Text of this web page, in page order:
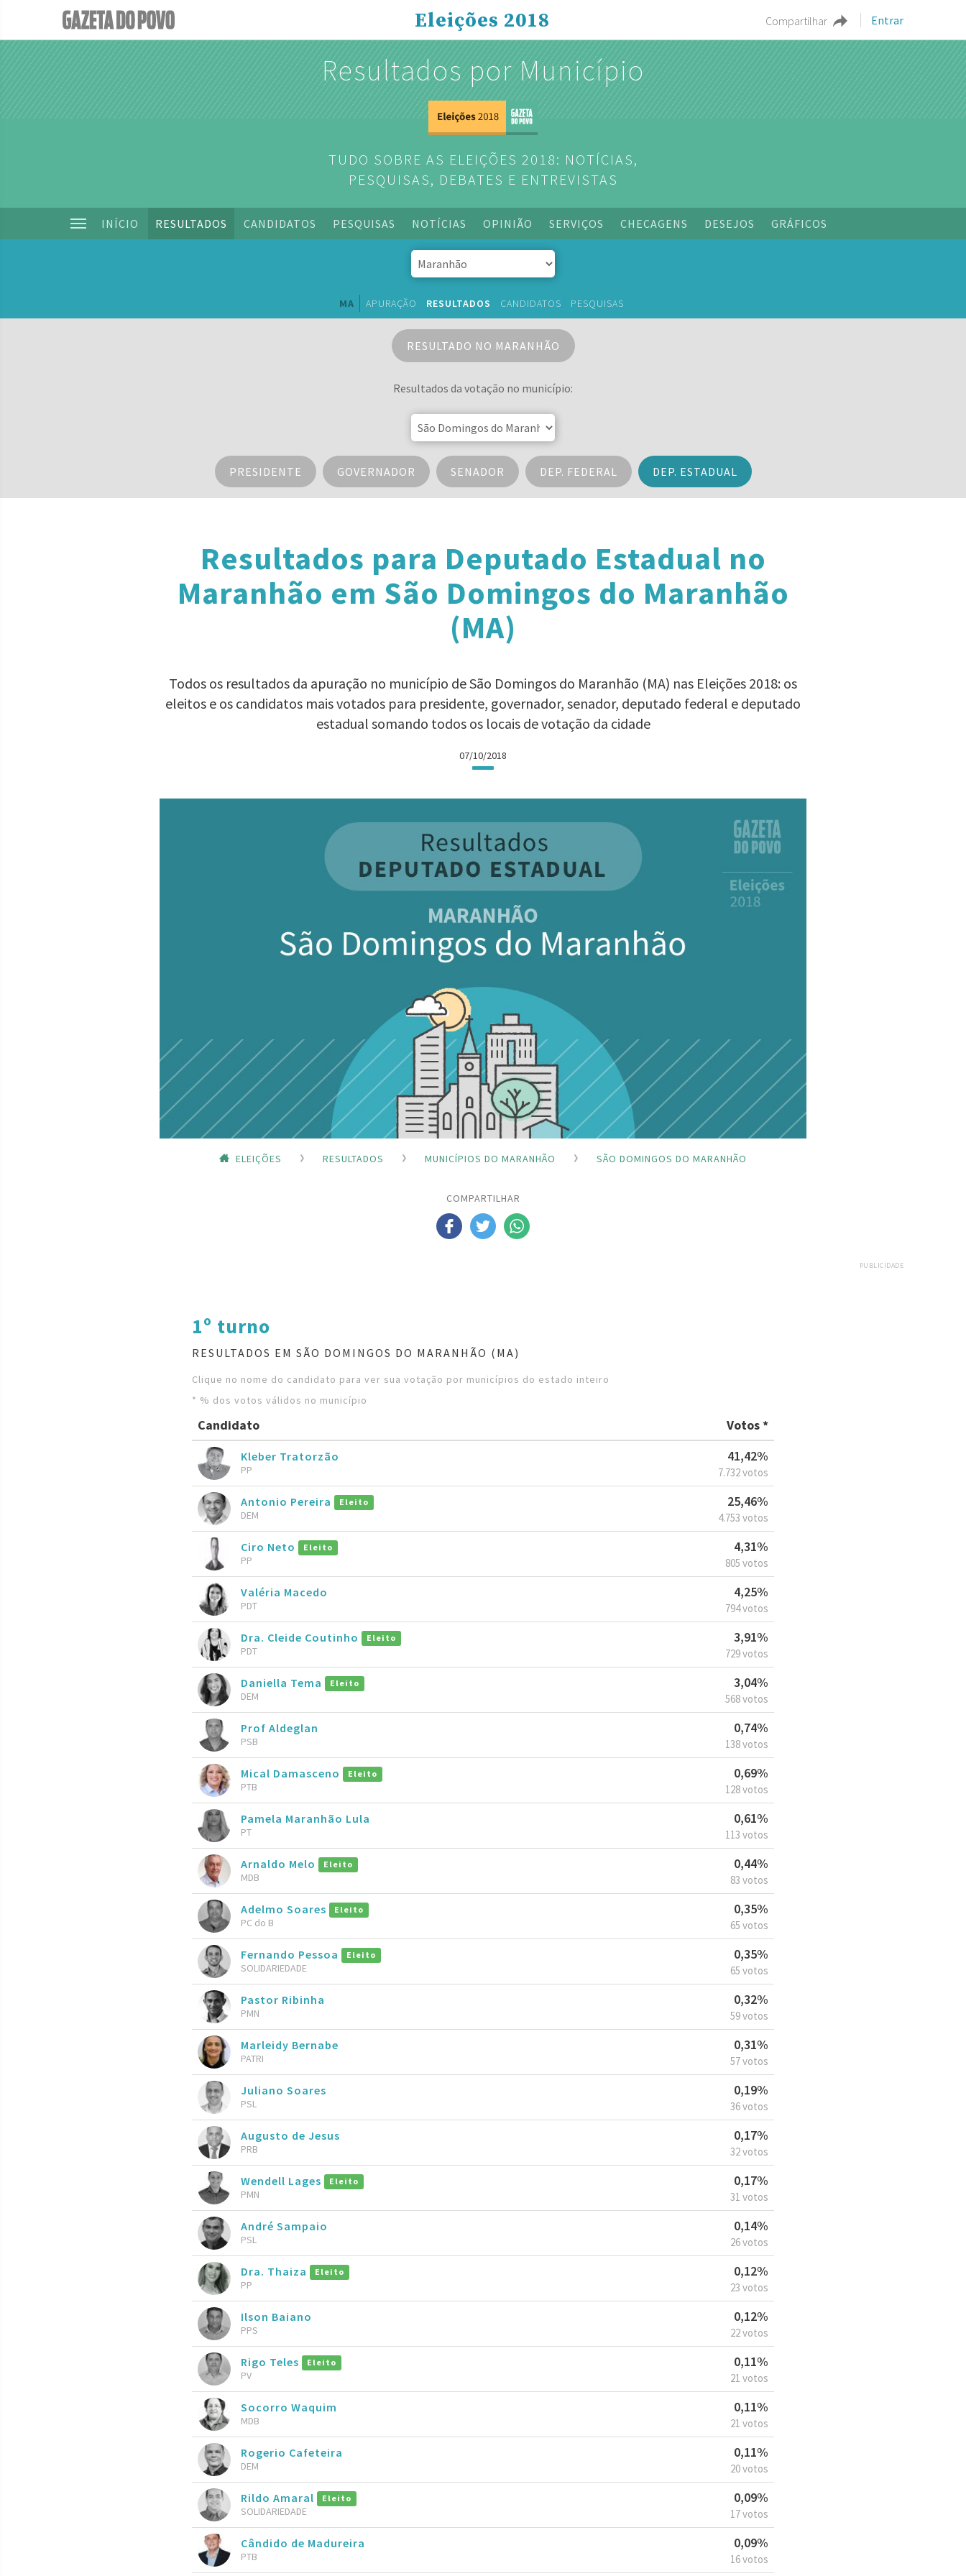
Compartilhar Entrar
Eleições 2018
Resultados por Município
TUDO SOBRE AS ELEIÇÕES 2018: NOTÍCIAS,
PESQUISAS, DEBATES E ENTREVISTAS
INÍCIO RESULTADOS CANDIDATOS PESQUISAS NOTÍCIAS OPINIÃO SERVIÇOS CHECAGENS DESEJOS GRÁFICOS
MA APURAÇÃO RESULTADOS CANDIDATOS PESQUISAS
RESULTADO NO MARANHÃO
Resultados da votação no município:
PRESIDENTE GOVERNADOR SENADOR DEP. FEDERAL DEP. ESTADUAL
Resultados para Deputado Estadual no
Maranhão em São Domingos do Maranhão
(MA)
Todos os resultados da apuração no município de São Domingos do Maranhão (MA) nas Eleições 2018: os
eleitos e os candidatos mais votados para presidente, governador, senador, deputado federal e deputado
estadual somando todos os locais de votação da cidade
07/10/2018
ELEIÇÕES RESULTADOS MUNICÍPIOS DO MARANHÃO SÃO DOMINGOS DO MARANHÃO
COMPARTILHAR
PUBLICIDADE
1º turno
RESULTADOS EM SÃO DOMINGOS DO MARANHÃO (MA)
Clique no nome do candidato para ver sua votação por municípios do estado inteiro
* % dos votos válidos no município
Candidato Votos *
Kleber Tratorzão
PP
41,42%
7.732 votos
Antonio Pereira Eleito
DEM
25,46%
4.753 votos
Ciro Neto Eleito
PP
4,31%
805 votos
Valéria Macedo
PDT
4,25%
794 votos
Dra. Cleide Coutinho Eleito
PDT
3,91%
729 votos
Daniella Tema Eleito
DEM
3,04%
568 votos
Prof Aldeglan
PSB
0,74%
138 votos
Mical Damasceno Eleito
PTB
0,69%
128 votos
Pamela Maranhão Lula
PT
0,61%
113 votos
Arnaldo Melo Eleito
MDB
0,44%
83 votos
Adelmo Soares Eleito
PC do B
0,35%
65 votos
Fernando Pessoa Eleito
SOLIDARIEDADE
0,35%
65 votos
Pastor Ribinha
PMN
0,32%
59 votos
Marleidy Bernabe
PATRI
0,31%
57 votos
Juliano Soares
PSL
0,19%
36 votos
Augusto de Jesus
PRB
0,17%
32 votos
Wendell Lages Eleito
PMN
0,17%
31 votos
André Sampaio
PSL
0,14%
26 votos
Dra. Thaiza Eleito
PP
0,12%
23 votos
Ilson Baiano
PPS
0,12%
22 votos
Rigo Teles Eleito
PV
0,11%
21 votos
Socorro Waquim
MDB
0,11%
21 votos
Rogerio Cafeteira
DEM
0,11%
20 votos
Rildo Amaral Eleito
SOLIDARIEDADE
0,09%
17 votos
Cândido de Madureira
PTB
0,09%
16 votos